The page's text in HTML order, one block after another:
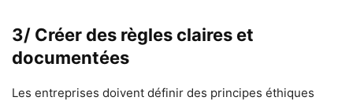
3/ Créer des règles claires et
documentées
Les entreprises doivent définir des principes éthiques